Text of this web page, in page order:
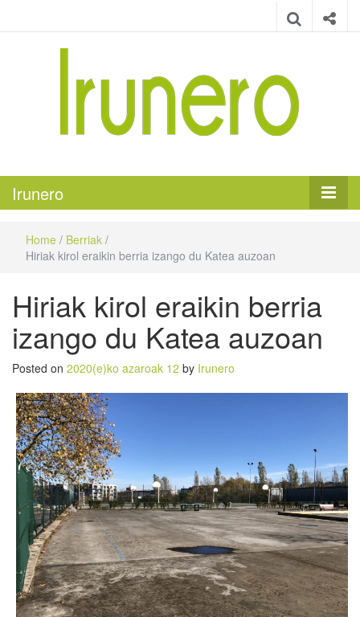
Irunero
Home / Berriak /
Hiriak kirol eraikin berria izango du Katea auzoan
Hiriak kirol eraikin berria
izango du Katea auzoan
Posted on 2020(e)ko azaroak 12 by Irunero